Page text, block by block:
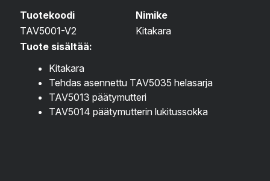
Tuotekoodi
Nimike
TAV5001-V2
Kitakara
Tuote sisältää:
Kitakara
Tehdas asennettu TAV5035 helasarja
TAV5013 päätymutteri
TAV5014 päätymutterin lukitussokka